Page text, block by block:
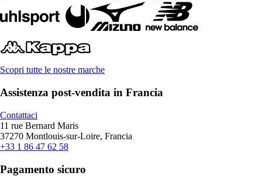
Scopri tutte le nostre marche
Assistenza post-vendita in Francia
Contattaci
11 rue Bernard Maris
37270 Montlouis-sur-Loire, Francia
+33 1 86 47 62 58
Pagamento sicuro